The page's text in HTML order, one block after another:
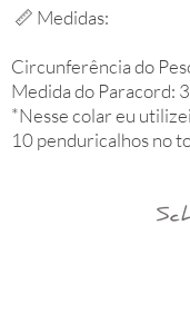
📏 Medidas:
Circunferência do
Medida do Paracord:
*Nesse colar eu
10 penduricalhos no